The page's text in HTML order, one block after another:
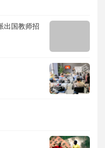
出国教师招